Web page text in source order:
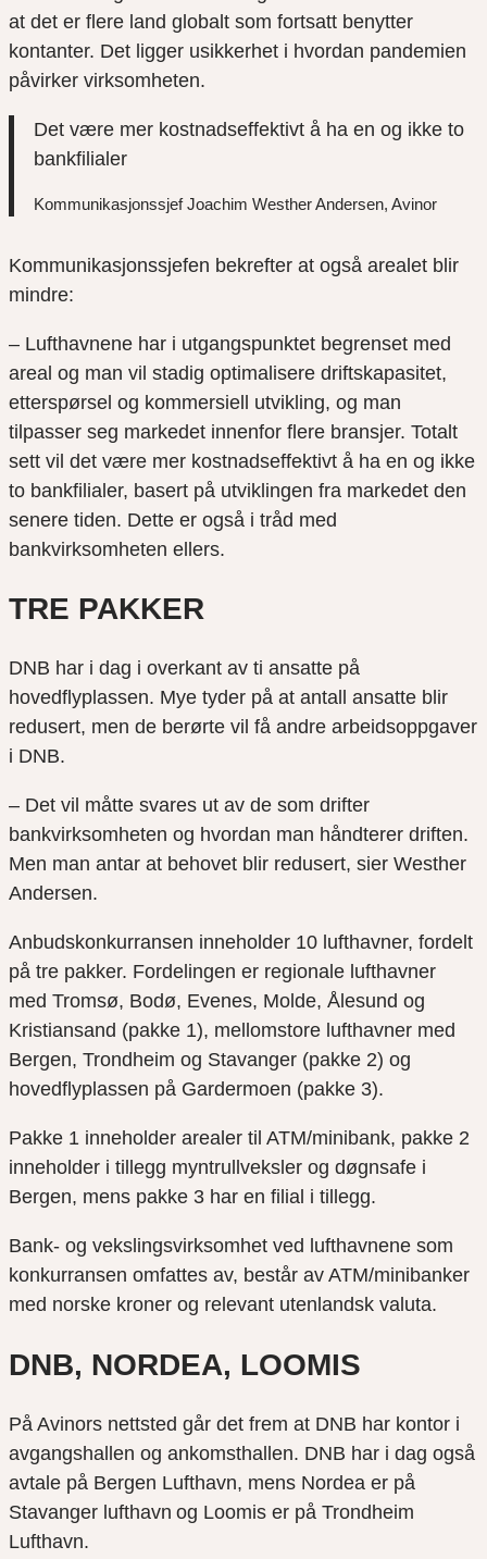
at det er flere land globalt som fortsatt benytter
kontanter. Det ligger usikkerhet i hvordan pandemien
påvirker virksomheten.
Det være mer kostnadseffektivt å ha en og ikke to
bankfilialer
Kommunikasjonssjef Joachim Westher Andersen, Avinor
Kommunikasjonssjefen bekrefter at også arealet blir
mindre:
– Lufthavnene har i utgangspunktet begrenset med
areal og man vil stadig optimalisere driftskapasitet,
etterspørsel og kommersiell utvikling, og man
tilpasser seg markedet innenfor flere bransjer. Totalt
sett vil det være mer kostnadseffektivt å ha en og ikke
to bankfilialer, basert på utviklingen fra markedet den
senere tiden. Dette er også i tråd med
bankvirksomheten ellers.
TRE PAKKER
DNB har i dag i overkant av ti ansatte på
hovedflyplassen. Mye tyder på at antall ansatte blir
redusert, men de berørte vil få andre arbeidsoppgaver
i DNB.
– Det vil måtte svares ut av de som drifter
bankvirksomheten og hvordan man håndterer driften.
Men man antar at behovet blir redusert, sier Westher
Andersen.
Anbudskonkurransen inneholder 10 lufthavner, fordelt
på tre pakker. Fordelingen er regionale lufthavner
med Tromsø, Bodø, Evenes, Molde, Ålesund og
Kristiansand (pakke 1), mellomstore lufthavner med
Bergen, Trondheim og Stavanger (pakke 2) og
hovedflyplassen på Gardermoen (pakke 3).
Pakke 1 inneholder arealer til ATM/minibank, pakke 2
inneholder i tillegg myntrullveksler og døgnsafe i
Bergen, mens pakke 3 har en filial i tillegg.
Bank- og vekslingsvirksomhet ved lufthavnene som
konkurransen omfattes av, består av ATM/minibanker
med norske kroner og relevant utenlandsk valuta.
DNB, NORDEA, LOOMIS
På Avinors nettsted går det frem at DNB har kontor i
avgangshallen og ankomsthallen. DNB har i dag også
avtale på Bergen Lufthavn, mens Nordea er på
Stavanger lufthavn og Loomis er på Trondheim
Lufthavn.